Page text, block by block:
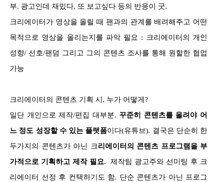
부. 광고인데 재밌다, 또 보고싶다 등의 반응이 굿.
크리에이터가 영상을 올릴 때 팬과의 관계를 배려해주고 어떤
목적으로 영상을 올리는지를 파악 필요 :
크리에이터의 개인
성향/ 선호/팬덤 그리고 그의 콘텐츠 조사를 통해 원할한 협업
가능
크리에이터의 콘텐츠 기획 시 , 누가 어떻게 ?
일단 개인으로 제작/편집 대부분. 꾸준히 콘텐츠를 올려야 어
느 정도 성장할 수 있는 플랫폼이다(유튜브). 결국은 단순히 한
두가지의 콘텐츠가 아닌 크리에이터의 콘텐츠 프로그램을 부
가적으로 기획하고 제작 필요.
제작팀 광고주와 선미팅 후 크
리에이터 선정 후 컨택하기도 함. 단순 콘텐츠가 아닌 프로그